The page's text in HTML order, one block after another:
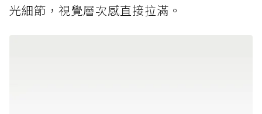
光細節，視覺層次感直接拉滿。